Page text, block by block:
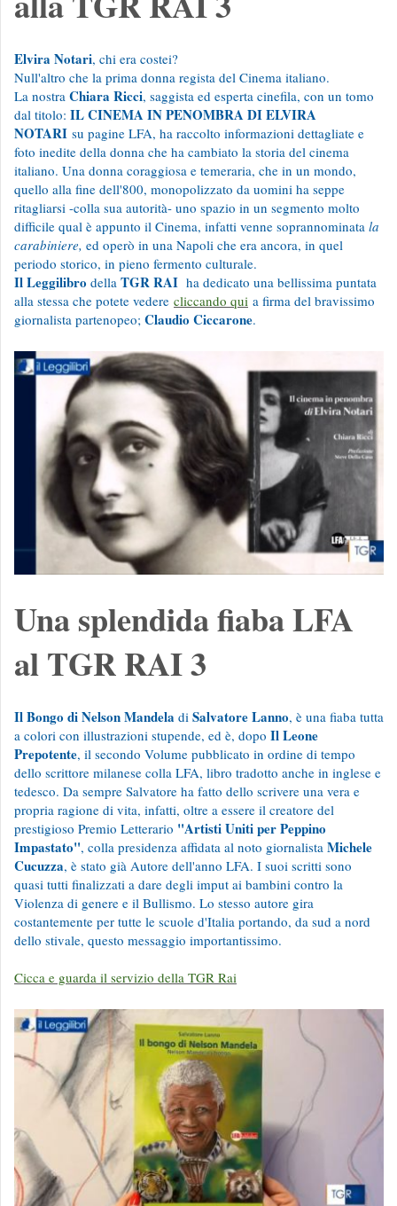
Elvira Notari, chi era costei?
Null'altro che la prima donna regista del Cinema italiano.
La nostra Chiara Ricci, saggista ed esperta cinefila, con un tomo
dal titolo: IL CINEMA IN PENOMBRA DI ELVIRA
NOTARI su pagine LFA, ha raccolto informazioni dettagliate e
foto inedite della donna che ha cambiato la storia del cinema
italiano. Una donna coraggiosa e temeraria, che in un mondo,
quello alla fine dell'800, monopolizzato da uomini ha seppe
ritagliarsi -colla sua autorità- uno spazio in un segmento molto
difficile qual è appunto il Cinema, infatti venne soprannominata la
carabiniere, ed operò in una Napoli che era ancora, in quel
periodo storico, in pieno fermento culturale.
Il Leggilibro della TGR RAI ha dedicato una bellissima puntata
alla stessa che potete vedere cliccando qui a firma del bravissimo
giornalista partenopeo; Claudio Ciccarone.
Una splendida fiaba LFA
al TGR RAI 3
Il Bongo di Nelson Mandela di Salvatore Lanno, è una fiaba tutta
a colori con illustrazioni stupende, ed è, dopo Il Leone
Prepotente, il secondo Volume pubblicato in ordine di tempo
dello scrittore milanese colla LFA, libro tradotto anche in inglese e
tedesco. Da sempre Salvatore ha fatto dello scrivere una vera e
propria ragione di vita, infatti, oltre a essere il creatore del
prestigioso Premio Letterario "Artisti Uniti per Peppino
Impastato", colla presidenza affidata al noto giornalista Michele
Cucuzza, è stato già Autore dell'anno LFA. I suoi scritti sono
quasi tutti finalizzati a dare degli imput ai bambini contro la
Violenza di genere e il Bullismo. Lo stesso autore gira
costantemente per tutte le scuole d'Italia portando, da sud a nord
dello stivale, questo messaggio importantissimo.
Cicca e guarda il servizio della TGR Rai